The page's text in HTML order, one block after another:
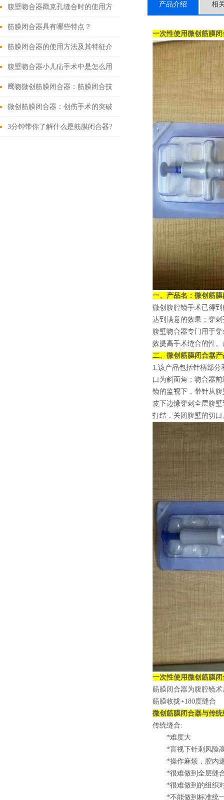
腹壁吻合器戳克孔缝合时的使用方
法
筋膜闭合器具有哪些特点？
筋膜闭合器的使用方法及其特征介
绍
腹壁吻合器小儿疝手术中是怎么用
的
鹰吻微创筋膜闭合器：筋膜闭合技
术大突破
微创筋膜闭合器：创伤手术的突破
性进展
3分钟带你了解什么是筋膜闭合器?
产品介绍 相
一次性使用微创筋膜
一、产品名： 微创 筋膜
微创腹腔镜手术已得
达到满意的效果；穿
腹壁吻合器专门用于
效提高手术缝合的性
二、 微创 筋膜闭合器
1.该产品包括针柄部
口为斜面角；吻合器
镜的监视下，带针从
皮下边缘穿刺全层腹
打结，关闭腹壁的切口
一次性使用微创筋膜
筋膜闭合器为腹腔镜
筋膜收拢+180度缝合
微创 筋膜闭合器与传
传统缝合:
*难度大
*盲视下针刺风险
*操作麻烦，腔内递
*很难做到全层缝
*很难做到的组织
*不能做到标准统